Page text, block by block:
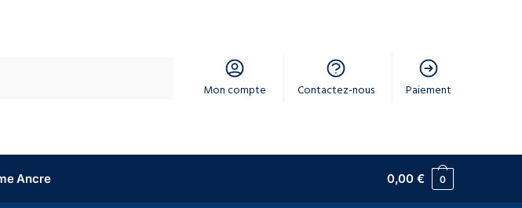
Mon compte Contactez-nous Paiement
Ancre 0,00€ 0